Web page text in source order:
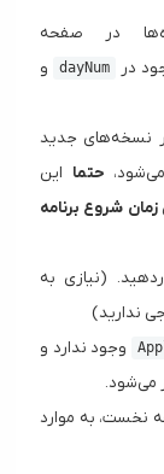
در صفحه
در dayNum و
نسخه‌های جدید
حتما این
زمان شروع برنامه
(نیازی به
ندارید)
وجود ندارد و
می‌شود.
نخست، به موارد